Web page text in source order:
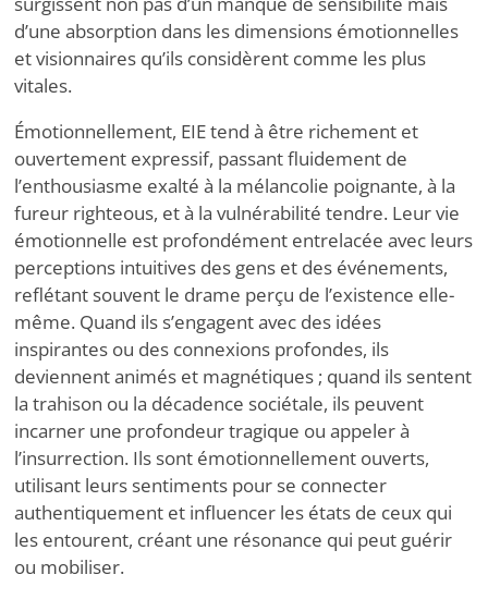
d’une absorption dans les dimensions émotionnelles
et visionnaires qu’ils considèrent comme les plus
vitales.
Émotionnellement, EIE tend à être richement et
ouvertement expressif, passant fluidement de
l’enthousiasme exalté à la mélancolie poignante, à la
fureur righteous, et à la vulnérabilité tendre. Leur vie
émotionnelle est profondément entrelacée avec leurs
perceptions intuitives des gens et des événements,
reflétant souvent le drame perçu de l’existence elle-
même. Quand ils s’engagent avec des idées
inspirantes ou des connexions profondes, ils
deviennent animés et magnétiques ; quand ils sentent
la trahison ou la décadence sociétale, ils peuvent
incarner une profondeur tragique ou appeler à
l’insurrection. Ils sont émotionnellement ouverts,
utilisant leurs sentiments pour se connecter
authentiquement et influencer les états de ceux qui
les entourent, créant une résonance qui peut guérir
ou mobiliser.